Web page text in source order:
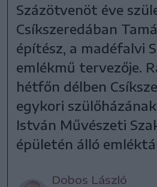
Százötvenöt éve
Csíkszeredában
építész, a madéfalvi
emlékmű tervezője.
hétfőn délben
egykori
István Művészeti
épületén álló
Dobos László